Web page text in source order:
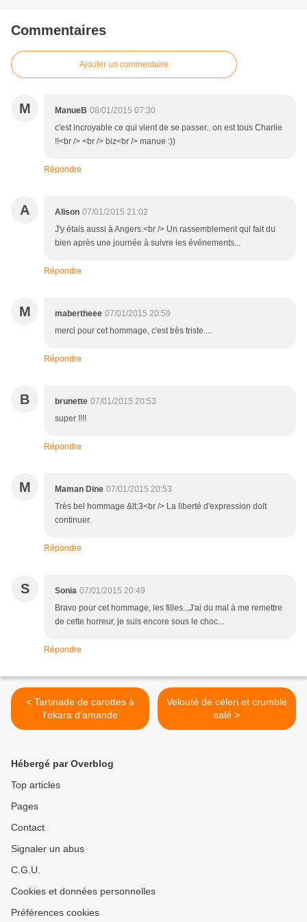
Commentaires
Ajouter un commentaire
M ManueB 08/01/2015 07:30
c'est incroyable ce qui vient de se passer.. on est tous Charlie
!!<br /> <br /> biz<br /> manue :))
Répondre
A Alison 07/01/2015 21:02
J'y étais aussi à Angers.<br /> Un rassemblement qui fait du
bien après une journée à suivre les événements...
Répondre
M mabertheee 07/01/2015 20:59
merci pour cet hommage, c'est très triste....
Répondre
B brunette 07/01/2015 20:53
super !!!!
Répondre
M Maman Dine 07/01/2015 20:53
Très bel hommage &lt;3<br /> La liberté d'expression doit
continuer.
Répondre
S Sonia 07/01/2015 20:49
Bravo pour cet hommage, les filles...J'ai du mal à me remettre
de cette horreur, je suis encore sous le choc...
Répondre
< Tartinade de carottes à
l'okara d'amande
Velouté de céleri et crumble
salé >
Hébergé par Overblog
Top articles
Pages
Contact
Signaler un abus
C.G.U.
Cookies et données personnelles
Préférences cookies